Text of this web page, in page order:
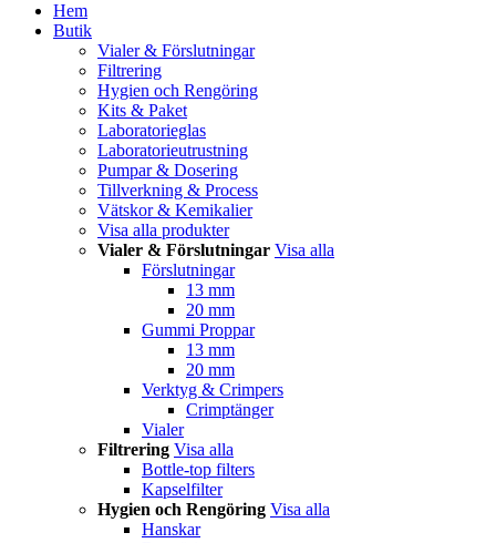
Hem
Butik
Vialer & Förslutningar
Filtrering
Hygien och Rengöring
Kits & Paket
Laboratorieglas
Laboratorieutrustning
Pumpar & Dosering
Tillverkning & Process
Vätskor & Kemikalier
Visa alla produkter
Vialer & Förslutningar Visa alla
Förslutningar
13 mm
20 mm
Gummi Proppar
13 mm
20 mm
Verktyg & Crimpers
Crimptänger
Vialer
Filtrering Visa alla
Bottle-top filters
Kapselfilter
Hygien och Rengöring Visa alla
Hanskar